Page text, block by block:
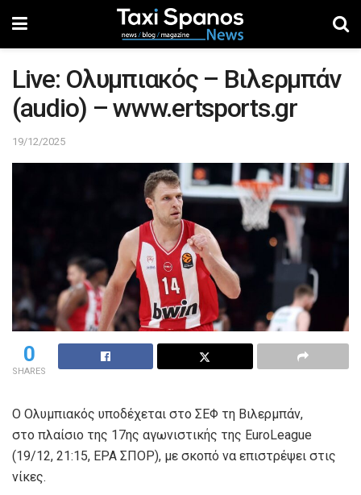
Live: Ολυμπιακός – Βιλερμπάν
(audio) – www.ertsports.gr
19/12/2025
0
SHARES
Ο Ολυμπιακός υποδέχεται στο ΣΕΦ τη Βιλερμπάν,
στο πλαίσιο της 17ης αγωνιστικής της EuroLeague
(19/12, 21:15, ΕΡΑ ΣΠΟΡ), με σκοπό να επιστρέψει στις
νίκες.